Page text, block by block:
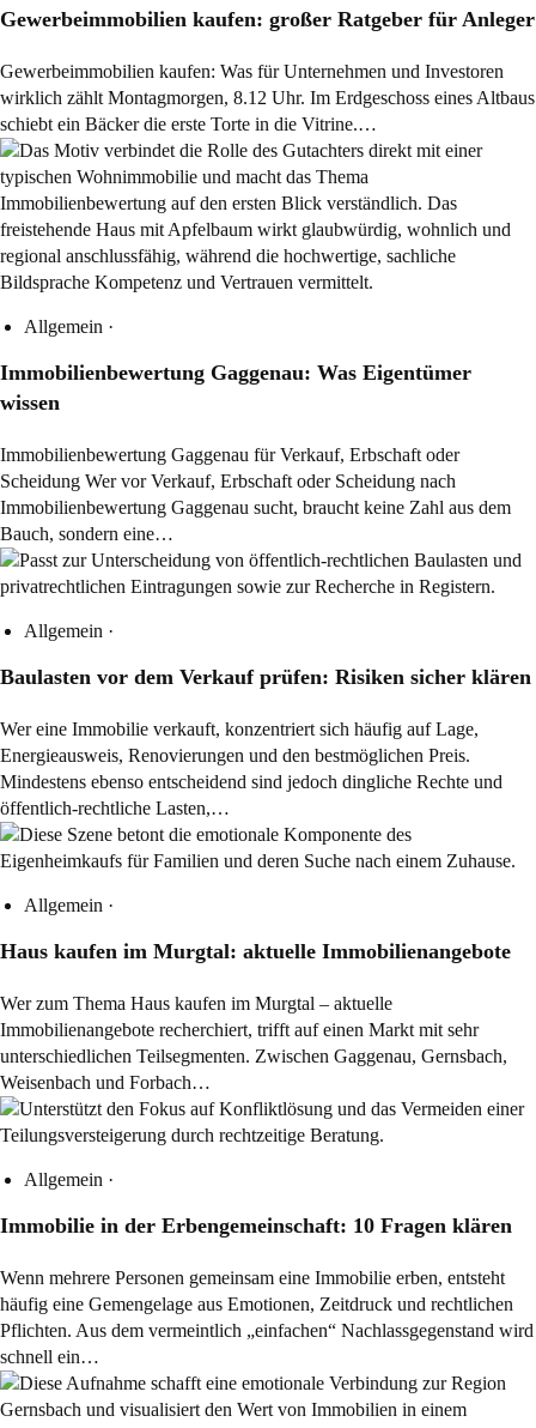
Gewerbeimmobilien kaufen: großer Ratgeber für Anleger
Gewerbeimmobilien kaufen: Was für Unternehmen und Investoren
wirklich zählt Montagmorgen, 8.12 Uhr. Im Erdgeschoss eines Altbaus
schiebt ein Bäcker die erste Torte in die Vitrine.…
Allgemein ·
Immobilienbewertung Gaggenau: Was Eigentümer
wissen
Immobilienbewertung Gaggenau für Verkauf, Erbschaft oder
Scheidung Wer vor Verkauf, Erbschaft oder Scheidung nach
Immobilienbewertung Gaggenau sucht, braucht keine Zahl aus dem
Bauch, sondern eine…
Allgemein ·
Baulasten vor dem Verkauf prüfen: Risiken sicher klären
Wer eine Immobilie verkauft, konzentriert sich häufig auf Lage,
Energieausweis, Renovierungen und den bestmöglichen Preis.
Mindestens ebenso entscheidend sind jedoch dingliche Rechte und
öffentlich-rechtliche Lasten,…
Allgemein ·
Haus kaufen im Murgtal: aktuelle Immobilienangebote
Wer zum Thema Haus kaufen im Murgtal – aktuelle
Immobilienangebote recherchiert, trifft auf einen Markt mit sehr
unterschiedlichen Teilsegmenten. Zwischen Gaggenau, Gernsbach,
Weisenbach und Forbach…
Allgemein ·
Immobilie in der Erbengemeinschaft: 10 Fragen klären
Wenn mehrere Personen gemeinsam eine Immobilie erben, entsteht
häufig eine Gemengelage aus Emotionen, Zeitdruck und rechtlichen
Pflichten. Aus dem vermeintlich „einfachen“ Nachlassgegenstand wird
schnell ein…